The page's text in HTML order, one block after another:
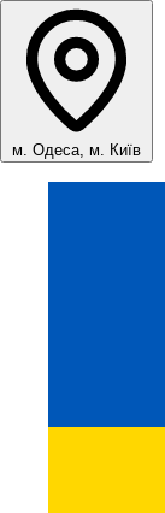
м. Одеса, м. Київ